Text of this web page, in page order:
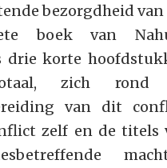
bezorgdheid van
boek van
drie korte
zich rond
van dit
zelf en de titels